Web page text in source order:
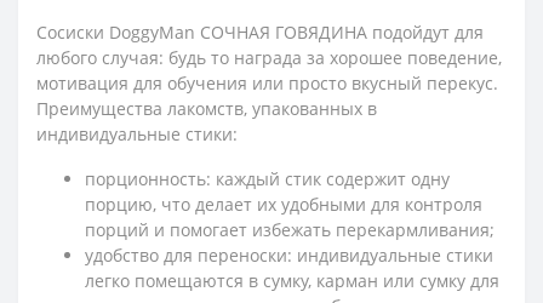
Cосиски DoggyMan СОЧНАЯ ГОВЯДИНА подойдут для
любого случая: будь то награда за хорошее поведение,
мотивация для обучения или просто вкусный перекус.
Преимущества лакомств, упакованных в
индивидуальные стики:
порционность: каждый стик содержит одну
порцию, что делает их удобными для контроля
порций и помогает избежать перекармливания;
удобство для переноски: индивидуальные стики
легко помещаются в сумку, карман или сумку для